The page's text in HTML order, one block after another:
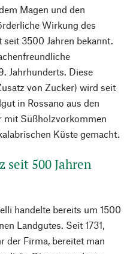
Magen und den
Wirkung des
3500 Jahren bekannt.
Jahrhunderts. Diese
von Zucker) wird seit
in Rossano aus den
mit Süßholzvorkommen
Küste gemacht.
seit 500 Jahren
handelte bereits um 1500
Landgutes. Seit 1731,
der Firma, bereitet man